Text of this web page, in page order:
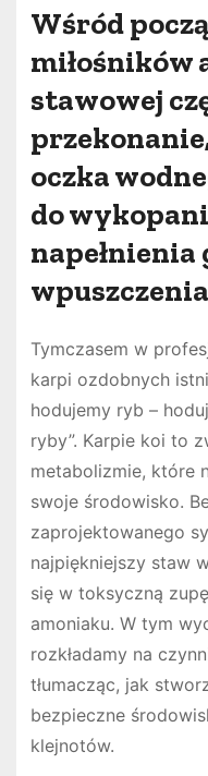
Wśród
stawowej
oczka
do
napełnienia
Tymczasem w
karpi ozdobnych
hodujemy ryb –
ryby”. Karpie koi to
metabolizmie, które
swoje środowisko.
zaprojektowanego
najpiękniejszy staw
się w toksyczną
amoniaku. W tym
rozkładamy na
tłumacząc, jak
bezpieczne
klejnotów.